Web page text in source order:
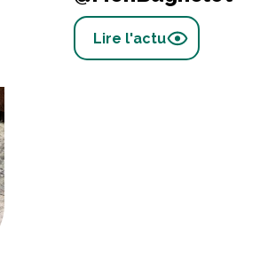
Lire l'actu